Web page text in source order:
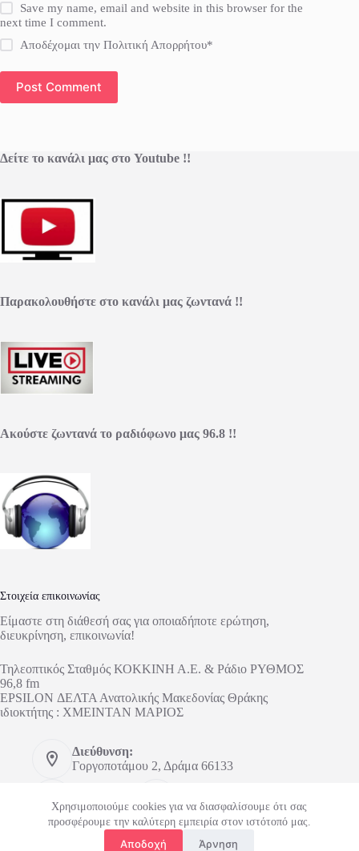
Χρησιμοποιούμε cookies για να διασφαλίσουμε ότι σας
προσφέρουμε την καλύτερη εμπειρία στον ιστότοπό μας.
Αποδοχή Άρνηση
Save my name, email and website in this browser for the
next time I comment.
Αποδέχομαι την Πολιτική Απορρήτου*
Post Comment
Δείτε το κανάλι μας στο Youtube !!
Παρακολουθήστε στο κανάλι μας ζωντανά !!
Ακούστε ζωντανά το ραδιόφωνο μας 96.8 !!
Στοιχεία επικοινωνίας
Είμαστε στη διάθεσή σας για οποιαδήποτε ερώτηση,
διευκρίνηση, επικοινωνία!
Τηλεοπτικός Σταθμός ΚΟΚΚΙΝΗ Α.Ε. & Ράδιο ΡΥΘΜΟΣ
96,8 fm
EPSILON ΔΕΛΤΑ Ανατολικής Μακεδονίας Θράκης
ιδιοκτήτης : ΧΜΕΙΝΤΑΝ ΜΑΡΙΟΣ
Διεύθυνση:
Γοργοποτάμου 2, Δράμα 66133
2521303673
6948148626
Email:
tvdelta@outlook.com